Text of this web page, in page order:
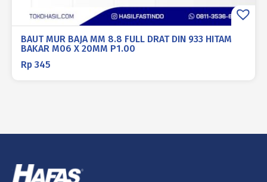
BAUT MUR BAJA MM 8.8 FULL DRAT DIN 933 HITAM
BAKAR M06 X 20MM P1.00
Rp 345